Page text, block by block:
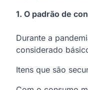
1. O padrão de
Durante a
considerado
Itens que são